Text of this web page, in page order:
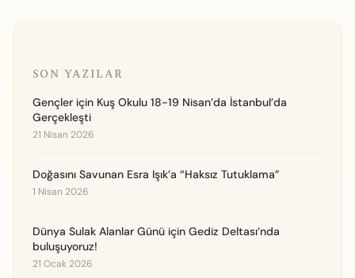
SON YAZILAR
Gençler için Kuş Okulu 18-19 Nisan’da İstanbul’da
Gerçekleşti
21 Nisan 2026
Doğasını Savunan Esra Işık’a “Haksız Tutuklama”
1 Nisan 2026
Dünya Sulak Alanlar Günü için Gediz Deltası’nda
buluşuyoruz!
21 Ocak 2026